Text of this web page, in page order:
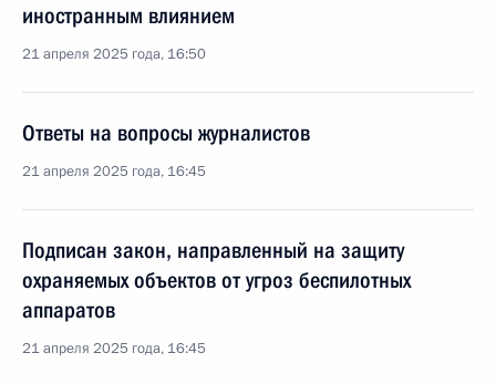
иностранным влиянием
21 апреля 2025 года, 16:50
Ответы на вопросы журналистов
21 апреля 2025 года, 16:45
Подписан закон, направленный на защиту
охраняемых объектов от угроз беспилотных
аппаратов
21 апреля 2025 года, 16:45